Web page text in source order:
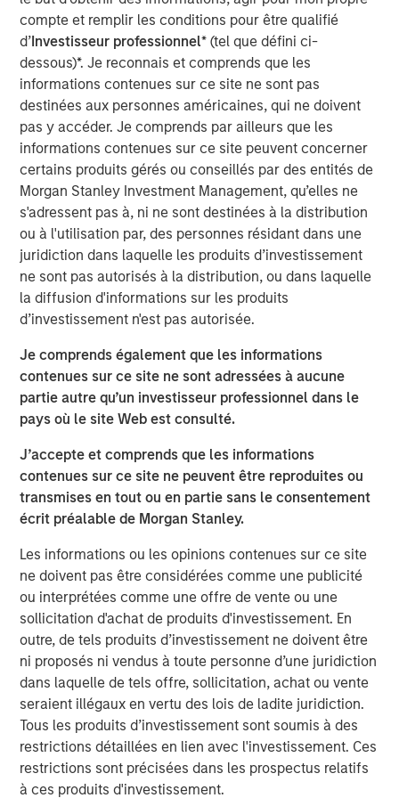
compte et remplir les conditions pour être qualifié
d’Investisseur professionnel* (tel que défini ci-
dessous)*. Je reconnais et comprends que les
informations contenues sur ce site ne sont pas
destinées aux personnes américaines, qui ne doivent
pas y accéder. Je comprends par ailleurs que les
informations contenues sur ce site peuvent concerner
certains produits gérés ou conseillés par des entités de
Morgan Stanley Investment Management, qu’elles ne
s'adressent pas à, ni ne sont destinées à la distribution
ou à l'utilisation par, des personnes résidant dans une
juridiction dans laquelle les produits d’investissement
ne sont pas autorisés à la distribution, ou dans laquelle
la diffusion d'informations sur les produits
d’investissement n'est pas autorisée.
Je comprends également que les informations
contenues sur ce site ne sont adressées à aucune
partie autre qu’un investisseur professionnel dans le
pays où le site Web est consulté.
J’accepte et comprends que les informations
contenues sur ce site ne peuvent être reproduites ou
transmises en tout ou en partie sans le consentement
écrit préalable de Morgan Stanley.
Les informations ou les opinions contenues sur ce site
ne doivent pas être considérées comme une publicité
ou interprétées comme une offre de vente ou une
sollicitation d'achat de produits d'investissement. En
outre, de tels produits d’investissement ne doivent être
ni proposés ni vendus à toute personne d’une juridiction
dans laquelle de tels offre, sollicitation, achat ou vente
seraient illégaux en vertu des lois de ladite juridiction.
Tous les produits d’investissement sont soumis à des
restrictions détaillées en lien avec l'investissement. Ces
restrictions sont précisées dans les prospectus relatifs
à ces produits d'investissement.
complementary adjacent service lines, investment in
technology capabilities, and the buildout of an integrated
national operating platform. These initiatives broadened
Alliance’s capabilities, enhanced its technical depth, and
positioned the company as a differentiated partner to
customers navigating increasingly complex
environmental standards.
Eric Kanter, Head of Industrial Services for MSCP, said:
“We’re proud to have partnered with Chris LeMay and the
entire Alliance team to accelerate the company’s growth
and advance its mission to deliver comprehensive
environmental solutions. Over the course of our
partnership, the team built a truly differentiated and
unique business within Environmental Testing, Inspection,
Certification, and Compliance (TICC), which we believe is
grateful for their hard work and dedication and look
forward to seeing the company’s next chapter unfold.”
Chris LeMay, CEO of Alliance Technical Group,
Alliance’s growth and enabled us to build a more
diversified, integrated environmental services platform
while staying true to our culture and client-first approach.
I’m incredibly proud of our team’s dedication and
execution over the past several years. As we look ahead,
we’re excited to partner with Blackstone to continue
investing in our people, strengthening our processes, and
delivering industry-leading technology for our clients.”
Piper Sandler & Co. acted as financial advisor to Alliance,
with co-advisory support from Robert W. Baird & Co,
Houlihan Lokey, and Environmental Financial Consulting
Group (EFCG). Jones Day served as legal advisor to MSCP.
About Alliance Technical Group
Alliance Technical Group, LLC (Alliance)